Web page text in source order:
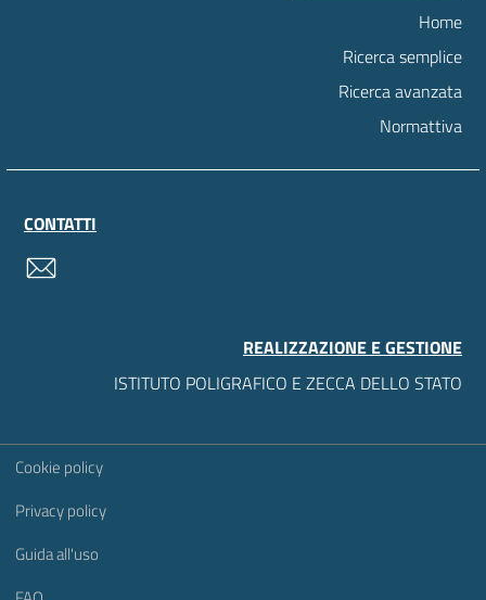
Home
Ricerca semplice
Ricerca avanzata
Normattiva
CONTATTI
REALIZZAZIONE E GESTIONE
ISTITUTO POLIGRAFICO E ZECCA DELLO STATO
Sezione Link Utili
Cookie policy
Privacy policy
Guida all'uso